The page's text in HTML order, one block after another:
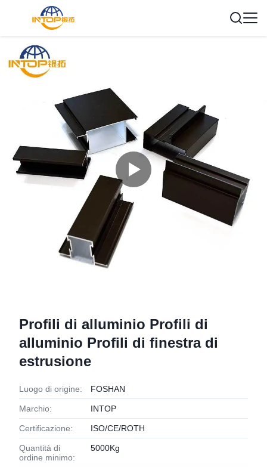
Profili di alluminio Profili di
alluminio Profili di finestra di
estrusione
Luogo di origine: FOSHAN
Marchio: INTOP
Certificazione: ISO/CE/ROTH
Quantità di
ordine minimo:
5000Kg